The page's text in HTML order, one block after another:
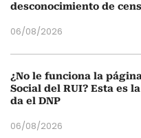
desconocimiento de
06/08/2026
¿No le funciona la
Social del RUI? Esta es
da el DNP
06/08/2026